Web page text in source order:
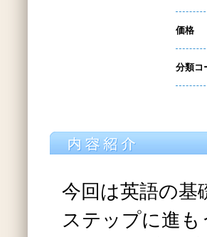
価格
分類コ
今回は英語の基
ステップに進